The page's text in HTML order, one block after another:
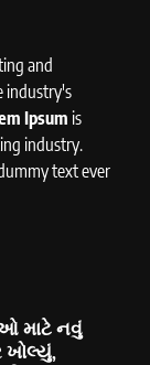
and
industry's
Ipsum is
industry.
text ever
માટે નવું